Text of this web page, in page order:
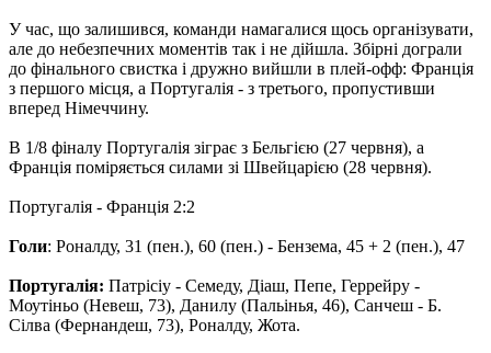
У час, що залишився, команди намагалися щось організувати,
але до небезпечних моментів так і не дійшла. Збірні дограли
до фінального свистка і дружно вийшли в плей-офф: Франція
з першого місця, а Португалія - ​​з третього, пропустивши
вперед Німеччину.
В 1/8 фіналу Португалія зіграє з Бельгією (27 червня), а
Франція поміряється силами зі Швейцарією (28 червня).
Португалія - ​​Франція 2:2
Голи: Роналду, 31 (пен.), 60 (пен.) - Бензема, 45 + 2 (пен.), 47
Португалія: Патрісіу - Семеду, Діаш, Пепе, Геррейру -
Моутіньо (Невеш, 73), Данилу (Пальінья, 46), Санчеш - Б.
Сілва (Фернандеш, 73), Роналду, Жота.